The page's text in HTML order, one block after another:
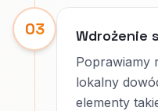
03 Wdrożenie
Poprawiamy
lokalny
elementy